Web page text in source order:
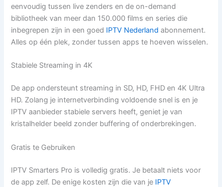
eenvoudig tussen live zenders en de on-demand
bibliotheek van meer dan 150.000 films en series die
inbegrepen zijn in een goed IPTV Nederland abonnement.
Alles op één plek, zonder tussen apps te hoeven wisselen.
Stabiele Streaming in 4K
De app ondersteunt streaming in SD, HD, FHD en 4K Ultra
HD. Zolang je internetverbinding voldoende snel is en je
IPTV aanbieder stabiele servers heeft, geniet je van
kristalhelder beeld zonder buffering of onderbrekingen.
Gratis te Gebruiken
IPTV Smarters Pro is volledig gratis. Je betaalt niets voor
de app zelf. De enige kosten zijn die van je IPTV